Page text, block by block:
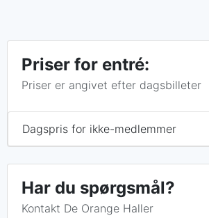
Priser for entré:
Priser er angivet efter dagsbilleter
Dagspris for ikke-medlemmer
Har du spørgsmål?
Kontakt De Orange Haller